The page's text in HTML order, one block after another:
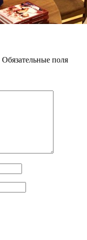
Обязательные поля